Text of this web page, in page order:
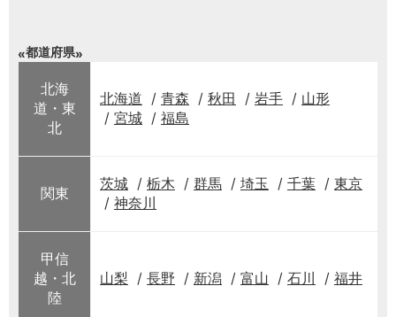
都道府県
北海
道・東
北
北海道 青森 秋田 岩手
山形
宮城
福島
関東
茨城 栃木 群馬 埼玉 千葉
東京
神奈川
甲信
越・北
陸
山梨 長野 新潟 富山 石川 福井